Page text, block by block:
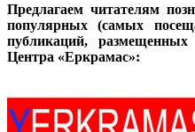
Предлагаем читателям
популярных (самых
публикаций,
Центра «Еркрамас»: